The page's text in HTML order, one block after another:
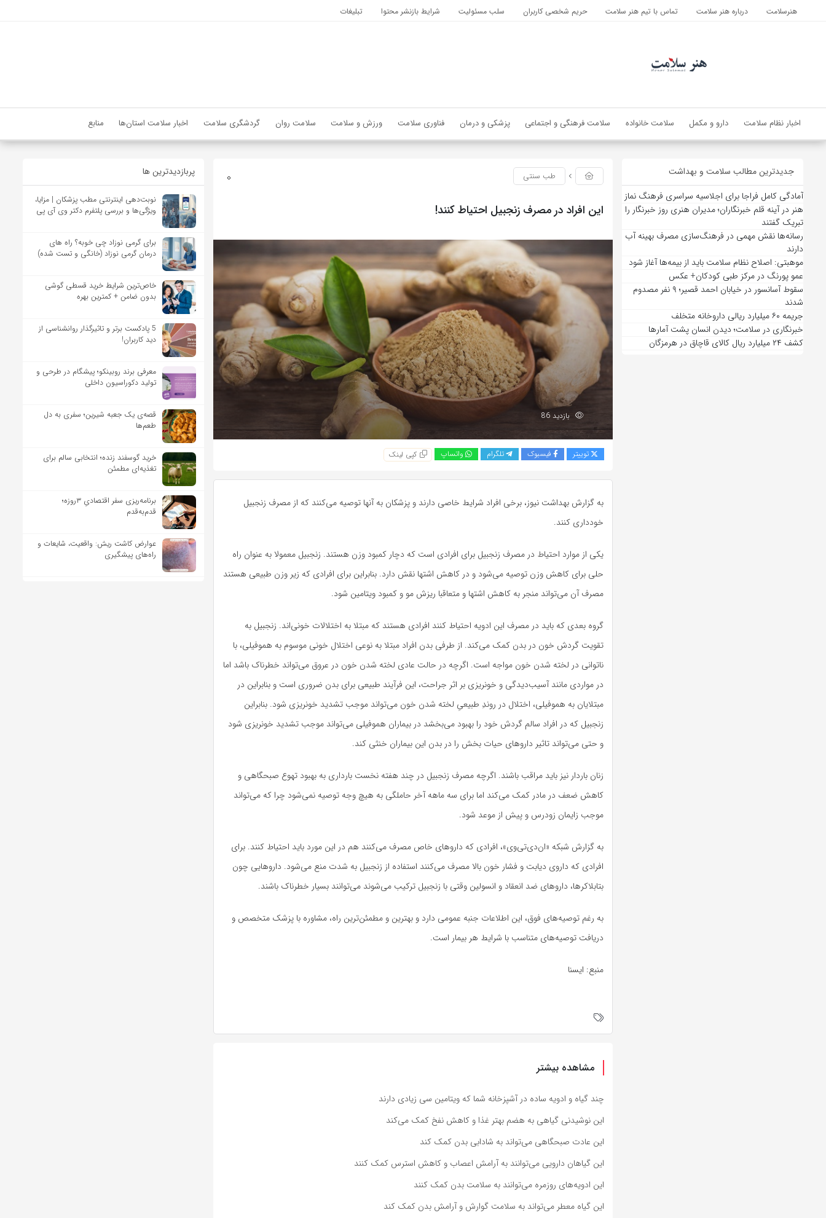
هنرسلامت درباره هنر سلامت تماس با تیم هنر سلامت حریم شخصی کاربران سلب مسئولیت شرایط بازنشر محتوا تبلیغات
اخبار نظام سلامت دارو و مکمل سلامت خانواده سلامت فرهنگی و اجتماعی پزشکی و درمان فناوری سلامت ورزش و سلامت سلامت روان گردشگری سلامت اخبار سلامت استان‌ها منابع
جدیدترین مطالب سلامت و بهداشت
آمادگی کامل فراجا برای اجلاسیه سراسری فرهنگ نماز
هنر در آینه قلم خبرنگاران؛ مدیران هنری روز خبرنگار را
تبریک گفتند
رسانه‌ها نقش مهمی در فرهنگ‌سازی مصرف بهینه آب
دارند
موهبتی: اصلاح نظام سلامت باید از بیمه‌ها آغاز شود
عمو پورنگ در مرکز طبی کودکان+ عکس
سقوط آسانسور در خیابان احمد قصیر؛ ۹ نفر مصدوم
شدند
جریمه ۶۰ میلیارد ریالی داروخانه متخلف
خبرنگاری در سلامت؛ دیدن انسان پشت آمارها
کشف ۲۴ میلیارد ریال کالای قاچاق در هرمزگان
0 طب سنتی
این افراد در مصرف زنجبیل احتیاط کنند!
بازدید 86
توییتر فیسبوک تلگرام واتساپ کپی لینک
به گزارش بهداشت نیوز، برخی افراد شرایط خاصی دارند و پزشکان به آنها توصیه می‌کنند که از مصرف زنجبیل
خودداری کنند.
یکی از موارد احتیاط در مصرف زنجبیل برای افرادی است که دچار کمبود وزن هستند. زنجبیل معمولا به عنوان راه
حلی برای کاهش وزن توصیه می‌شود و در کاهش اشتها نقش دارد. بنابراین برای افرادی که زیر وزن طبیعی هستند
مصرف آن می‌تواند منجر به کاهش اشتها و متعاقبا ریزش مو و کمبود ویتامین شود.
گروه بعدی که باید در مصرف این ادویه احتیاط کنند افرادی هستند که مبتلا به اختلالات خونی‌اند. زنجبیل به
تقویت گردش خون در بدن کمک می‌کند. از طرفی بدن افراد مبتلا به نوعی اختلال خونی موسوم به هموفیلی، با
ناتوانی در لخته شدن خون مواجه است. اگرچه در حالت عادی لخته شدن خون در عروق می‌تواند خطرناک باشد اما
در مواردی مانند آسیب‌دیدگی و خونریزی بر اثر جراحت، این فرآیند طبیعی برای بدن ضروری است و بنابراین در
مبتلایان به هموفیلی، اختلال در روندِ طبیعیِ لخته شدن خون می‌تواند موجب تشدید خونریزی شود. بنابراین
زنجبیل که در افراد سالم گردش خود را بهبود می‌بخشد در بیماران هموفیلی می‌تواند موجب تشدید خونریزی شود
و حتی می‌تواند تاثیر داروهای حیات بخش را در بدن این بیماران خنثی کند.
زنان باردار نیز باید مراقب باشند. اگرچه مصرف زنجبیل در چند هفته نخست بارداری به بهبود تهوع صبحگاهی و
کاهش ضعف در مادر کمک می‌کند اما برای سه ماهه آخر حاملگی به هیچ وجه توصیه نمی‌شود چرا که می‌تواند
موجب زایمان زودرس و پیش از موعد شود.
به گزارش شبکه «ان‌دی‌تی‌وی»، افرادی که داروهای خاص مصرف می‌کنند هم در این مورد باید احتیاط کنند. برای
افرادی که داروی دیابت و فشار خون بالا مصرف می‌کنند استفاده از زنجبیل به شدت منع می‌شود. داروهایی چون
بتابلاکرها، داروهای ضد انعقاد و انسولین وقتی با زنجبیل ترکیب می‌شوند می‌توانند بسیار خطرناک باشند.
به رغم توصیه‌های فوق، این اطلاعات جنبه عمومی دارد و بهترین و مطمئن‌ترین راه، مشاوره با پزشک متخصص و
دریافت توصیه‌های متناسب با شرایط هر بیمار است.
منبع: ایسنا
مشاهده بیشتر
چند گیاه و ادویه ساده در آشپزخانه شما که ویتامین سی زیادی دارند
این نوشیدنی گیاهی به هضم بهتر غذا و کاهش نفخ کمک می‌کند
این عادت صبحگاهی می‌تواند به شادابی بدن کمک کند
این گیاهان دارویی می‌توانند به آرامش اعصاب و کاهش استرس کمک کنند
این ادویه‌های روزمره می‌توانند به سلامت بدن کمک کنند
این گیاه معطر می‌تواند به سلامت گوارش و آرامش بدن کمک کند
پربازدیدترین ها
نوبت‌دهی اینترنتی مطب پزشکان | مزایا،
ویژگی‌ها و بررسی پلتفرم دکتر وی آی پی
برای گرمی نوزاد چی خوبه؟ راه های
درمان گرمی نوزاد (خانگی و تست شده)
خاص‌ترین شرایط خرید قسطی گوشی
بدون ضامن + کمترین بهره
5 پادکست برتر و تاثیرگذار روانشناسی از
دید کاربران!
معرفی برند روبینکو؛ پیشگام در طرحی و
تولید دکوراسیون داخلی
قصه‌ی یک جعبه شیرین؛ سفری به دل
طعم‌ها
خرید گوسفند زنده؛ انتخابی سالم برای
تغذیه‌ای مطمئن
برنامه‌ریزی سفر اقتصادیِ ۳روزه؛
قدم‌به‌قدم
عوارض کاشت ریش: واقعیت، شایعات و
راه‌های پیشگیری